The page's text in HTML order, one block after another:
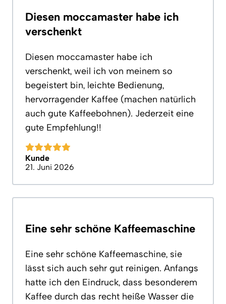
Diesen moccamaster habe ich
verschenkt
Diesen moccamaster habe ich
verschenkt, weil ich von meinem so
begeistert bin, leichte Bedienung,
hervorragender Kaffee (machen natürlich
auch gute Kaffeebohnen). Jederzeit eine
gute Empfehlung!!
Kunde
21. Juni 2026
Eine sehr schöne Kaffeemaschine
Eine sehr schöne Kaffeemaschine, sie
lässt sich auch sehr gut reinigen. Anfangs
hatte ich den Eindruck, dass besonderem
Kaffee durch das recht heiße Wasser die